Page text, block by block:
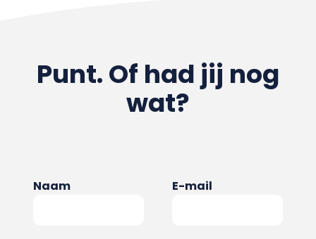
Punt. Of had jij nog
wat?
Naam E-mail